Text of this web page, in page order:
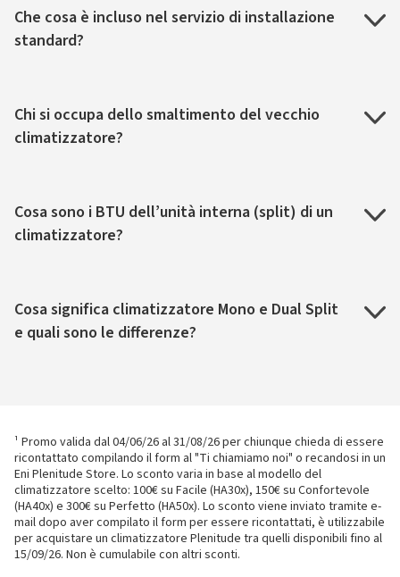
Che cosa è incluso nel servizio di installazione
standard?
Chi si occupa dello smaltimento del vecchio
climatizzatore?
Cosa sono i BTU dell’unità interna (split) di un
climatizzatore?
Cosa significa climatizzatore Mono e Dual Split
e quali sono le differenze?
¹ Promo valida dal 04/06/26 al 31/08/26 per chiunque chieda di essere
ricontattato compilando il form al "Ti chiamiamo noi" o recandosi in un
Eni Plenitude Store. Lo sconto varia in base al modello del
climatizzatore scelto: 100€ su Facile (HA30x), 150€ su Confortevole
(HA40x) e 300€ su Perfetto (HA50x). Lo sconto viene inviato tramite e-
mail dopo aver compilato il form per essere ricontattati, è utilizzabile
per acquistare un climatizzatore Plenitude tra quelli disponibili fino al
15/09/26. Non è cumulabile con altri sconti.